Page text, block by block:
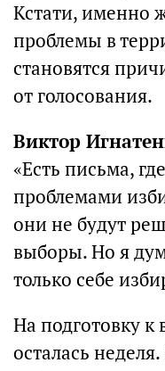
Кстати, именно
проблемы в
становятся
от голосования.
Виктор
«Есть письма,
проблемами
они не будут
выборы. Но я
только себе
На подготовку
осталась